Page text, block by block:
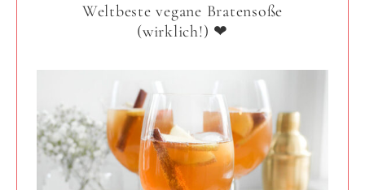
Weltbeste vegane Bratensoße
(wirklich!) ❤